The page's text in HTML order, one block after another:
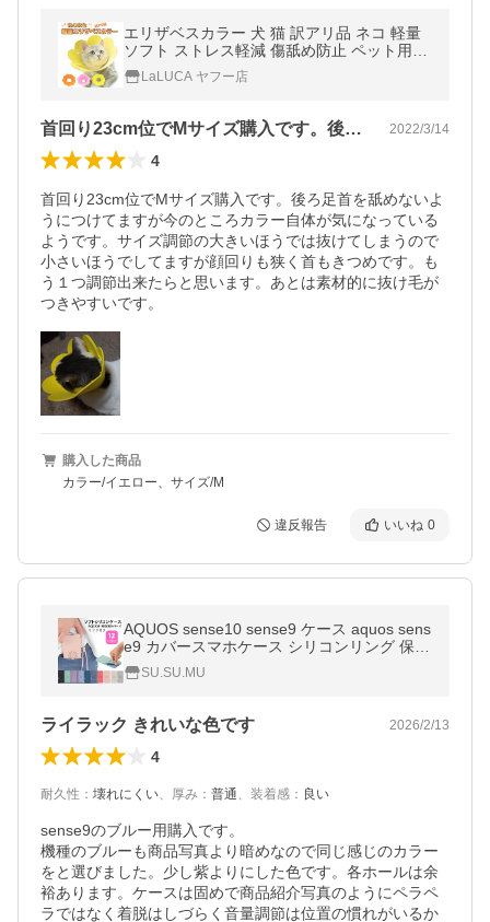
エリザベスカラー 犬 猫 訳アリ品 ネコ 軽量
ソフト ストレス軽減 傷舐め防止 ペット用ソ
フトエリザベスカラー LaLUCA
LaLUCA ヤフー店
首回り23cm位でMサイズ購入です。後… 2022/3/14
4
首回り23cm位でMサイズ購入です。後ろ足首を舐めないよ
うにつけてますが今のところカラー自体が気になっている
ようです。サイズ調節の大きいほうでは抜けてしまうので
小さいほうでしてますが顔回りも狭く首もきつめです。も
う１つ調節出来たらと思います。あとは素材的に抜け毛が
つきやすいです。
購入した商品
カラー/イエロー、サイズ/M
違反報告 いいね 0
AQUOS sense10 sense9 ケース aquos sens
e9 カバースマホケース シリコンリング 保護
スマホケース あくおす せんす かわいい シン
プル 衝撃吸収 SH-53C
SU.SU.MU
ライラック きれいな色です 2026/2/13
4
耐久性 ： 壊れにくい、 厚み ： 普通、 装着感 ： 良い
sense9のブルー用購入です。
機種のブルーも商品写真より暗めなので同じ感じのカラー
をと選びました。少し紫よりにした色です。各ホールは余
裕あります。ケースは固めで商品紹介写真のようにペラペ
ラではなく着脱はしづらく音量調節は位置の慣れがいるか